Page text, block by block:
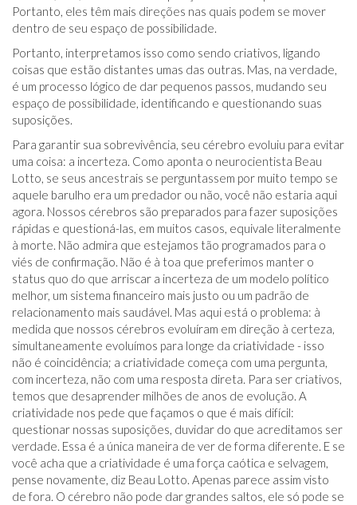
Portanto, eles têm mais direções nas quais podem se mover
dentro de seu espaço de possibilidade.
Portanto, interpretamos isso como sendo criativos, ligando
coisas que estão distantes umas das outras. Mas, na verdade,
é um processo lógico de dar pequenos passos, mudando seu
espaço de possibilidade, identificando e questionando suas
suposições.
Para garantir sua sobrevivência, seu cérebro evoluiu para evitar
uma coisa: a incerteza. Como aponta o neurocientista Beau
Lotto, se seus ancestrais se perguntassem por muito tempo se
aquele barulho era um predador ou não, você não estaria aqui
agora. Nossos cérebros são preparados para fazer suposições
rápidas e questioná-las, em muitos casos, equivale literalmente
à morte. Não admira que estejamos tão programados para o
viés de confirmação. Não é à toa que preferimos manter o
status quo do que arriscar a incerteza de um modelo político
melhor, um sistema financeiro mais justo ou um padrão de
relacionamento mais saudável. Mas aqui está o problema: à
medida que nossos cérebros evoluíram em direção à certeza,
simultaneamente evoluímos para longe da criatividade - isso
não é coincidência; a criatividade começa com uma pergunta,
com incerteza, não com uma resposta direta. Para ser criativos,
temos que desaprender milhões de anos de evolução. A
criatividade nos pede que façamos o que é mais difícil:
questionar nossas suposições, duvidar do que acreditamos ser
verdade. Essa é a única maneira de ver de forma diferente. E se
você acha que a criatividade é uma força caótica e selvagem,
pense novamente, diz Beau Lotto. Apenas parece assim visto
de fora. O cérebro não pode dar grandes saltos, ele só pode se